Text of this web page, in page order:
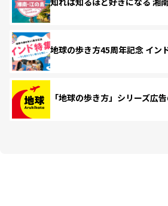
地球の歩き方45周年記念 イン
「地球の歩き方」シリーズ広